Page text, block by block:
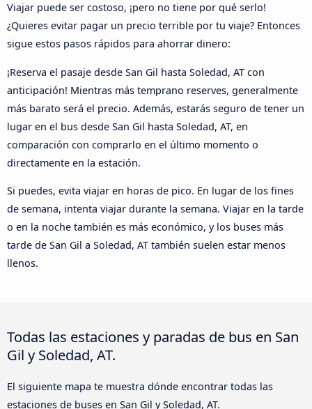
Viajar puede ser costoso, ¡pero no tiene por qué serlo!
¿Quieres evitar pagar un precio terrible por tu viaje? Entonces
sigue estos pasos rápidos para ahorrar dinero:
¡Reserva el pasaje desde San Gil hasta Soledad, AT con
anticipación! Mientras más temprano reserves, generalmente
más barato será el precio. Además, estarás seguro de tener un
lugar en el bus desde San Gil hasta Soledad, AT, en
comparación con comprarlo en el último momento o
directamente en la estación.
Si puedes, evita viajar en horas de pico. En lugar de los fines
de semana, intenta viajar durante la semana. Viajar en la tarde
o en la noche también es más económico, y los buses más
tarde de San Gil a Soledad, AT también suelen estar menos
llenos.
Todas las estaciones y paradas de bus en San
Gil y Soledad, AT.
El siguiente mapa te muestra dónde encontrar todas las
estaciones de buses en San Gil y Soledad, AT.